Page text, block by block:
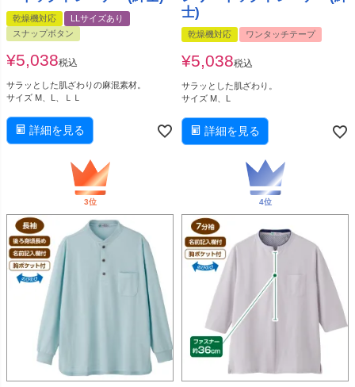
乾燥機対応
LLサイズあり
スナップボタン
¥5,038税込
サラッとした肌ざわりの麻混素材。
サイズ M、L、ＬＬ
詳細を見る
士)
乾燥機対応 ワンタッチテープ
¥5,038税込
サラッとした肌ざわり。
サイズ M、L
詳細を見る